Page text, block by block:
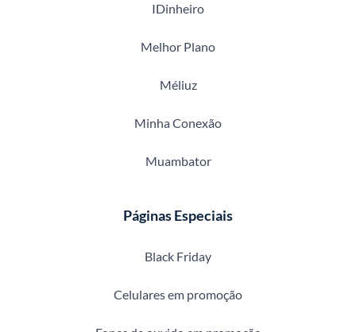
IDinheiro
Melhor Plano
Méliuz
Minha Conexão
Muambator
Páginas Especiais
Black Friday
Celulares em promoção